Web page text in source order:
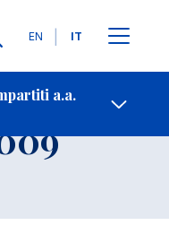
Lingue
EN IT
a.a.